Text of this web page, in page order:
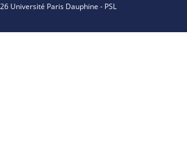
Université Paris Dauphine - PSL